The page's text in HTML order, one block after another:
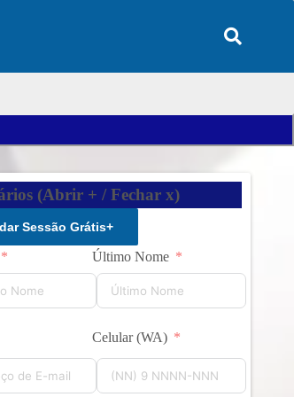
(Abrir + / Fechar x)
Sessão Grátis+
Último Nome
Celular (WA)